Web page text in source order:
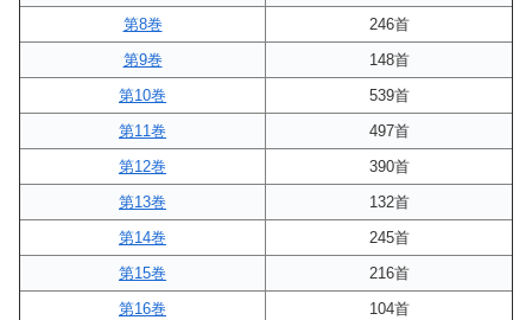
第8巻
246首
第9巻
148首
第10巻
539首
第11巻
497首
第12巻
390首
第13巻
132首
第14巻
245首
第15巻
216首
第16巻
104首